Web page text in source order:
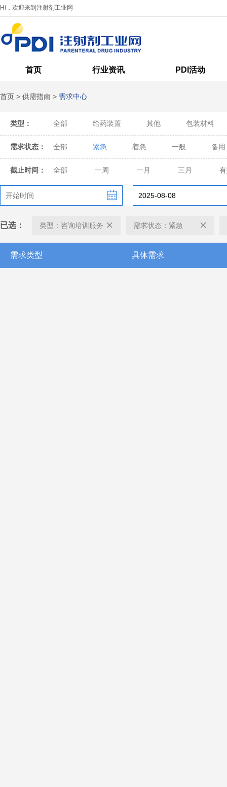
Hi，欢迎来到注射剂工业网
首页 行业资讯 PDI活动
首页 > 供需指南 > 需求中心
类型： 全部 给药装置 其他 包装材料
需求状态： 全部 紧急 着急 一般 备用
截止时间： 全部 一周 一月 三月
已选： 类型：咨询培训服务 需求状态：紧急
需求类型 具体需求